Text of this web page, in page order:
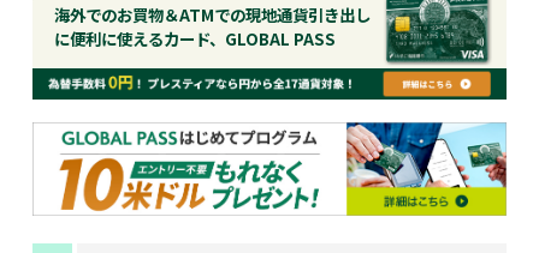
海外でのお買物＆ATMでの現地通貨引き出し
に便利に使えるカード、GLOBAL PASS